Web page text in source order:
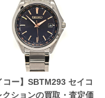
コー】SBTM293 セイコ
クションの買取・査定価